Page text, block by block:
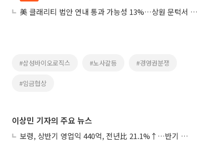
美 클래리티 법안 연내 통과 가능성 13%…상원 문턱서 제동
#삼성바이오로직스 #노사갈등 #경영권분쟁
#임금협상
이상민 기자의 주요 뉴스
보령, 상반기 영업익 440억, 전년比 21.1%↑…반기 역대 최대